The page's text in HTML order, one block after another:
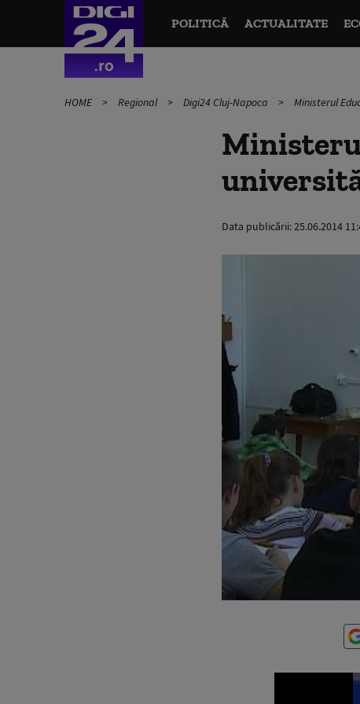
POLITICĂ ACTUALITATE
HOME Regional Digi24 Cluj-Napoca Ministerul
Data publicării:25.06.2014